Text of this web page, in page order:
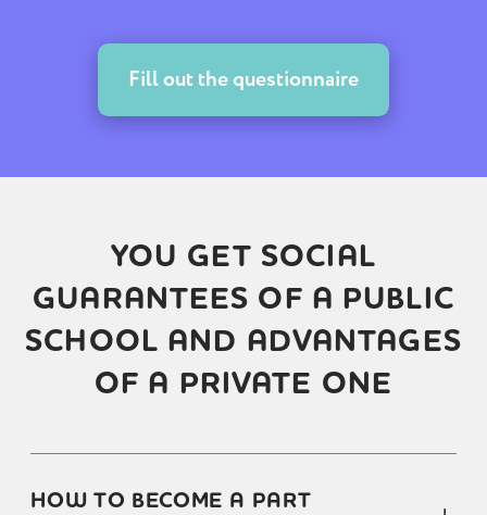
Fill out the questionnaire
YOU GET SOCIAL
GUARANTEES OF A PUBLIC
SCHOOL AND ADVANTAGES
OF A PRIVATE ONE
HOW TO BECOME A PART